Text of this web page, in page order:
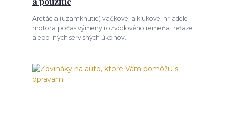
Aretácia (uzamknutie) vačkovej a kľukovej hriadele
motora počas výmeny rozvodového remeňa, reťaze
alebo iných servisných úkonov.